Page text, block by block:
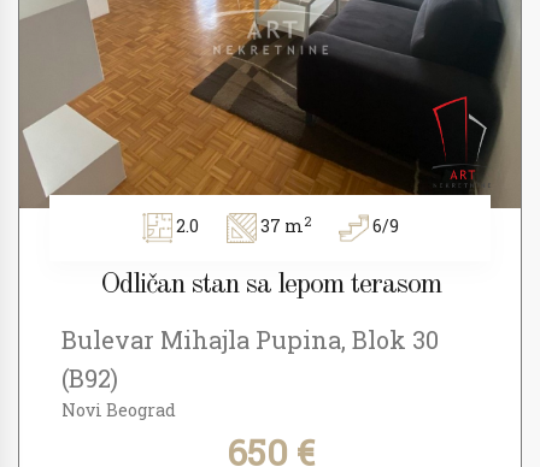
2.0 37 m2 6/9
Odličan stan sa lepom terasom
Bulevar Mihajla Pupina, Blok 30
(B92)
Novi Beograd
650 €